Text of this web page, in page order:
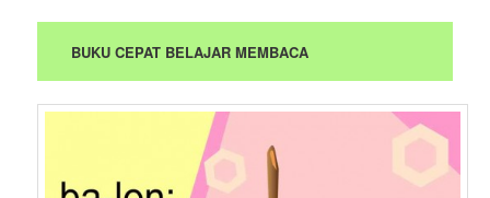
BUKU CEPAT BELAJAR MEMBACA